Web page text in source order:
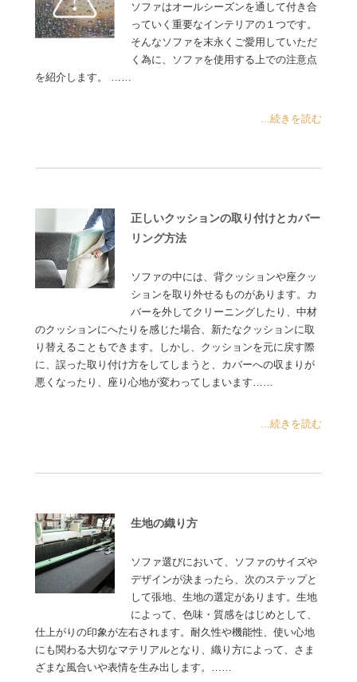
ソファはオールシーズンを通して付き合
っていく重要なインテリアの１つです。
そんなソファを末永くご愛用していただ
く為に、ソファを使用する上での注意点
を紹介します。 ……
...続きを読む
正しいクッションの取り付けとカバー
リング方法
ソファの中には、背クッションや座クッ
ションを取り外せるものがあります。カ
バーを外してクリーニングしたり、中材
のクッションにへたりを感じた場合、新たなクッションに取
り替えることもできます。しかし、クッションを元に戻す際
に、誤った取り付け方をしてしまうと、カバーへの収まりが
悪くなったり、座り心地が変わってしまいます……
...続きを読む
生地の織り方
ソファ選びにおいて、ソファのサイズや
デザインが決まったら、次のステップと
して張地、生地の選定があります。生地
によって、色味・質感をはじめとして、
仕上がりの印象が左右されます。耐久性や機能性、使い心地
にも関わる大切なマテリアルとなり、織り方によって、さま
ざまな風合いや表情を生み出します。……